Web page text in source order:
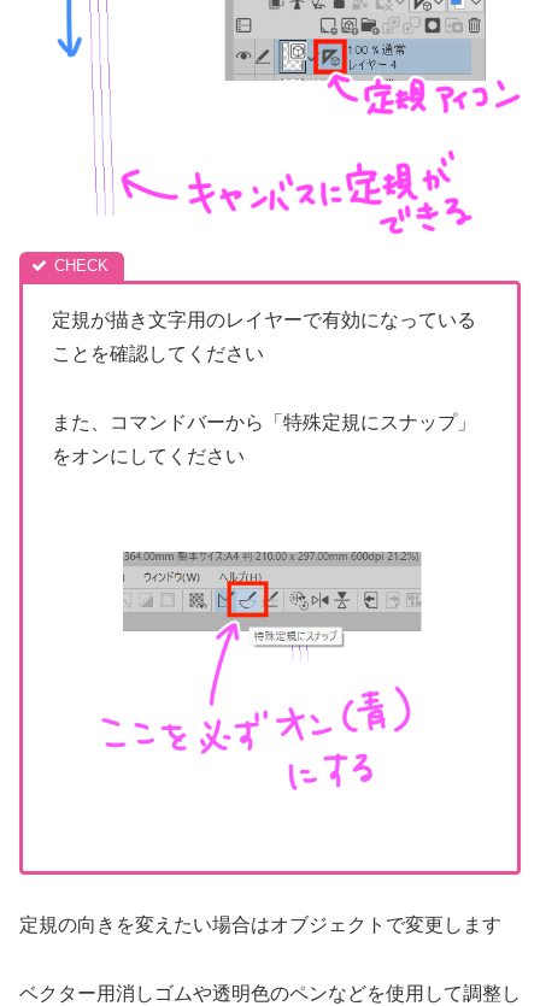
定規が描き文字用のレイヤーで有効になっている
ことを確認してください
また、コマンドバーから「特殊定規にスナップ」
をオンにしてください
定規の向きを変えたい場合はオブジェクトで変更します
ベクター用消しゴムや透明色のペンなどを使用して調整し